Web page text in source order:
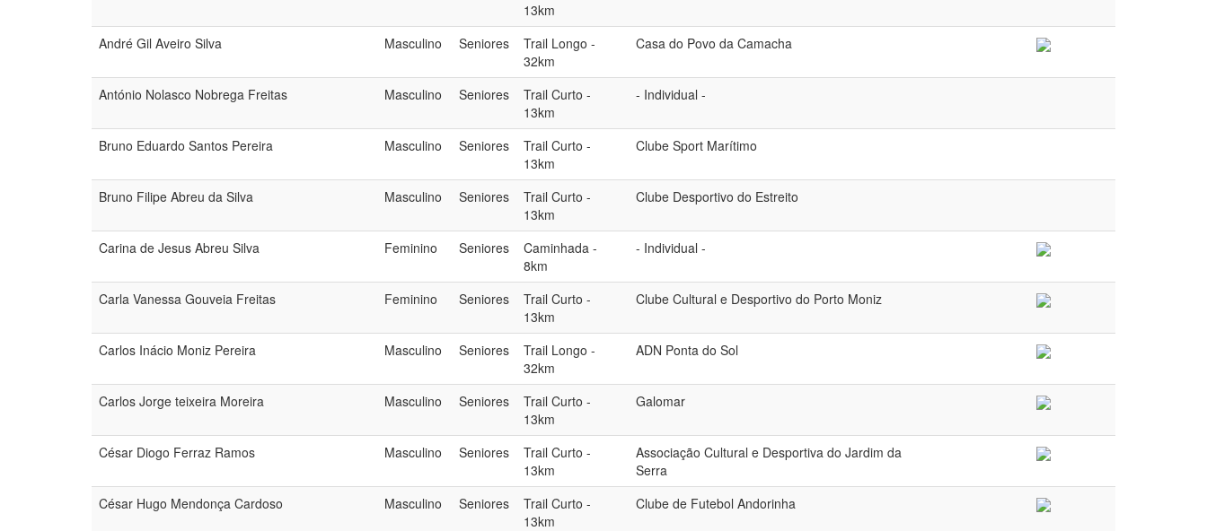
13km
André Gil Aveiro Silva Masculino Seniores
Trail Longo -
32km
Casa do Povo da Camacha
António Nolasco Nobrega Freitas Masculino Seniores
Trail Curto -
13km
- Individual -
Bruno Eduardo Santos Pereira Masculino Seniores
Trail Curto -
13km
Clube Sport Marítimo
Bruno Filipe Abreu da Silva Masculino Seniores
Trail Curto -
13km
Clube Desportivo do Estreito
Carina de Jesus Abreu Silva Feminino Seniores
Caminhada -
8km
- Individual -
Carla Vanessa Gouveia Freitas Feminino Seniores
Trail Curto -
13km
Clube Cultural e Desportivo do Porto Moniz
Carlos Inácio Moniz Pereira Masculino Seniores
Trail Longo -
32km
ADN Ponta do Sol
Carlos Jorge teixeira Moreira Masculino Seniores
Trail Curto -
13km
Galomar
César Diogo Ferraz Ramos Masculino Seniores
Trail Curto -
13km
Associação Cultural e Desportiva do Jardim da
Serra
César Hugo Mendonça Cardoso
Masculino Seniores
Trail Curto -
13km
Clube de Futebol Andorinha